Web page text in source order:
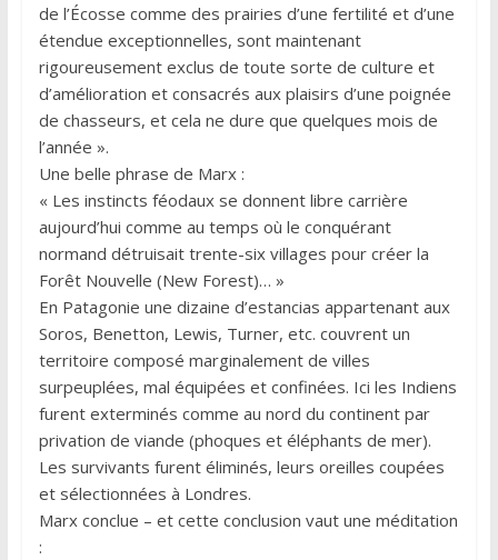
de l’Écosse comme des prairies d’une fertilité et d’une
étendue exceptionnelles, sont maintenant
rigoureusement exclus de toute sorte de culture et
d’amélioration et consacrés aux plaisirs d’une poignée
de chasseurs, et cela ne dure que quelques mois de
l’année ».
Une belle phrase de Marx :
« Les instincts féodaux se donnent libre carrière
aujourd’hui comme au temps où le conquérant
normand détruisait trente-six villages pour créer la
Forêt Nouvelle (New Forest)… »
En Patagonie une dizaine d’estancias appartenant aux
Soros, Benetton, Lewis, Turner, etc. couvrent un
territoire composé marginalement de villes
surpeuplées, mal équipées et confinées. Ici les Indiens
furent exterminés comme au nord du continent par
privation de viande (phoques et éléphants de mer).
Les survivants furent éliminés, leurs oreilles coupées
et sélectionnées à Londres.
Marx conclue – et cette conclusion vaut une méditation
: